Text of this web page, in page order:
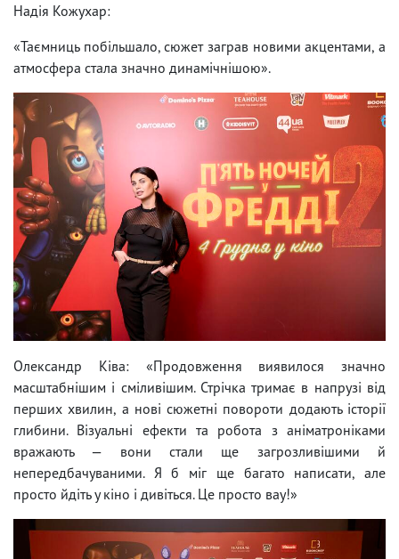
Надія Кожухар:
«Таємниць побільшало, сюжет заграв новими акцентами, а
атмосфера стала значно динамічнішою».
Олександр Ківа: «Продовження виявилося значно
масштабнішим і сміливішим. Стрічка тримає в напрузі від
перших хвилин, а нові сюжетні повороти додають історії
глибини. Візуальні ефекти та робота з аніматроніками
вражають — вони стали ще загрозливішими й
непередбачуваними. Я б міг ще багато написати, але
просто йдіть у кіно і дивіться. Це просто вау!»